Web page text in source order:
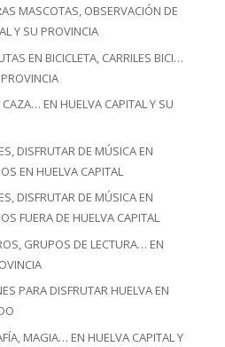
MASCOTAS, OBSERVACIÓN DE
Y SU PROVINCIA
EN BICICLETA, CARRILES BICI…
EN HUELVA CAPITAL Y SU
DISFRUTAR DE MÚSICA EN
EN HUELVA CAPITAL
DISFRUTAR DE MÚSICA EN
FUERA DE HUELVA CAPITAL
GRUPOS DE LECTURA… EN
PARA DISFRUTAR HUELVA EN
MAGIA… EN HUELVA CAPITAL Y